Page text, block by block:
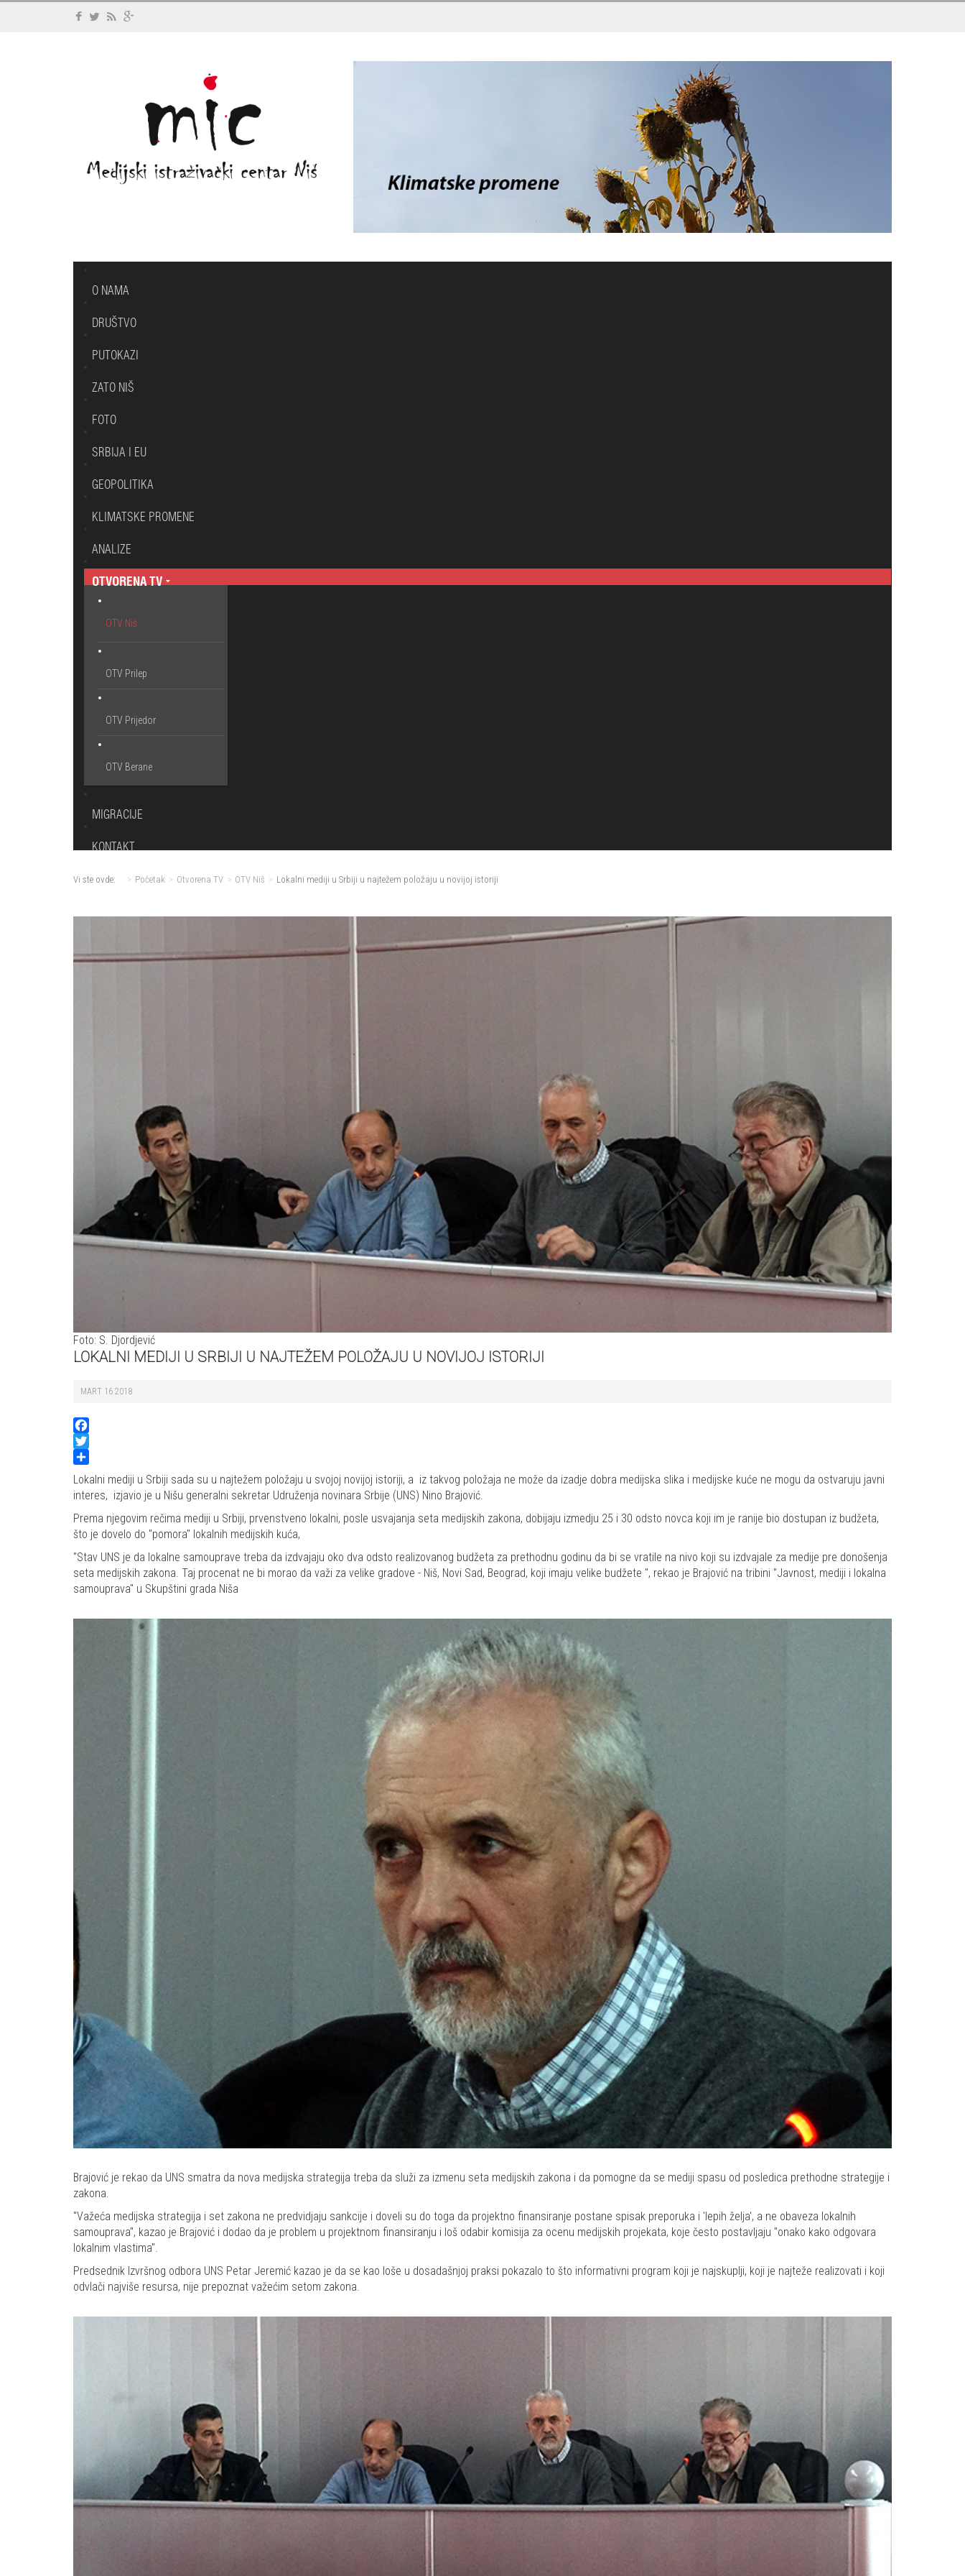
O NAMA
DRUŠTVO
PUTOKAZI
ZATO NIŠ
FOTO
SRBIJA I EU
GEOPOLITIKA
KLIMATSKE PROMENE
ANALIZE
OTVORENA TV
OTV Niš
OTV Prilep
OTV Prijedor
OTV Berane
MIGRACIJE
KONTAKT
Vi ste ovde: Početak Otvorena TV OTV Niš Lokalni mediji u Srbiji u najtežem položaju u novijoj istoriji
Foto: S. Djordjević
LOKALNI MEDIJI U SRBIJI U NAJTEŽEM POLOŽAJU U NOVIJOJ ISTORIJI
MART 16 2018
Facebook
Twitter
Share
Lokalni mediji u Srbiji sada su u najtežem položaju u svojoj novijoj istoriji, a iz takvog položaja ne može da izadje dobra medijska slika i medijske kuće ne mogu da ostvaruju javni
interes, izjavio je u Nišu generalni sekretar Udruženja novinara Srbije (UNS) Nino Brajović.
Prema njegovim rečima mediji u Srbiji, prvenstveno lokalni, posle usvajanja seta medijskih zakona, dobijaju izmedju 25 i 30 odsto novca koji im je ranije bio dostupan iz budžeta,
što je dovelo do "pomora" lokalnih medijskih kuća,
"Stav UNS je da lokalne samouprave treba da izdvajaju oko dva odsto realizovanog budžeta za prethodnu godinu da bi se vratile na nivo koji su izdvajale za medije pre donošenja
seta medijskih zakona. Taj procenat ne bi morao da važi za velike gradove - Niš, Novi Sad, Beograd, koji imaju velike budžete ", rekao je Brajović na tribini "Javnost, mediji i lokalna
samouprava" u Skupštini grada Niša
Brajović je rekao da UNS smatra da nova medijska strategija treba da služi za izmenu seta medijskih zakona i da pomogne da se mediji spasu od posledica prethodne strategije i
zakona.
"Važeća medijska strategija i set zakona ne predvidjaju sankcije i doveli su do toga da projektno finansiranje postane spisak preporuka i 'lepih želja', a ne obaveza lokalnih
samouprava", kazao je Brajović i dodao da je problem u projektnom finansiranju i loš odabir komisija za ocenu medijskih projekata, koje često postavljaju "onako kako odgovara
lokalnim vlastima".
Predsednik Izvršnog odbora UNS Petar Jeremić kazao je da se kao loše u dosadašnjoj praksi pokazalo to što informativni program koji je najskuplji, koji je najteže realizovati i koji
odvlači najviše resursa, nije prepoznat važećim setom zakona.